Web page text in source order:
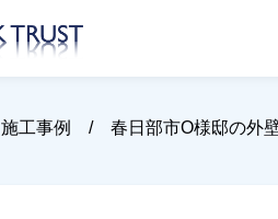
施工事例 春日部市O様邸の外